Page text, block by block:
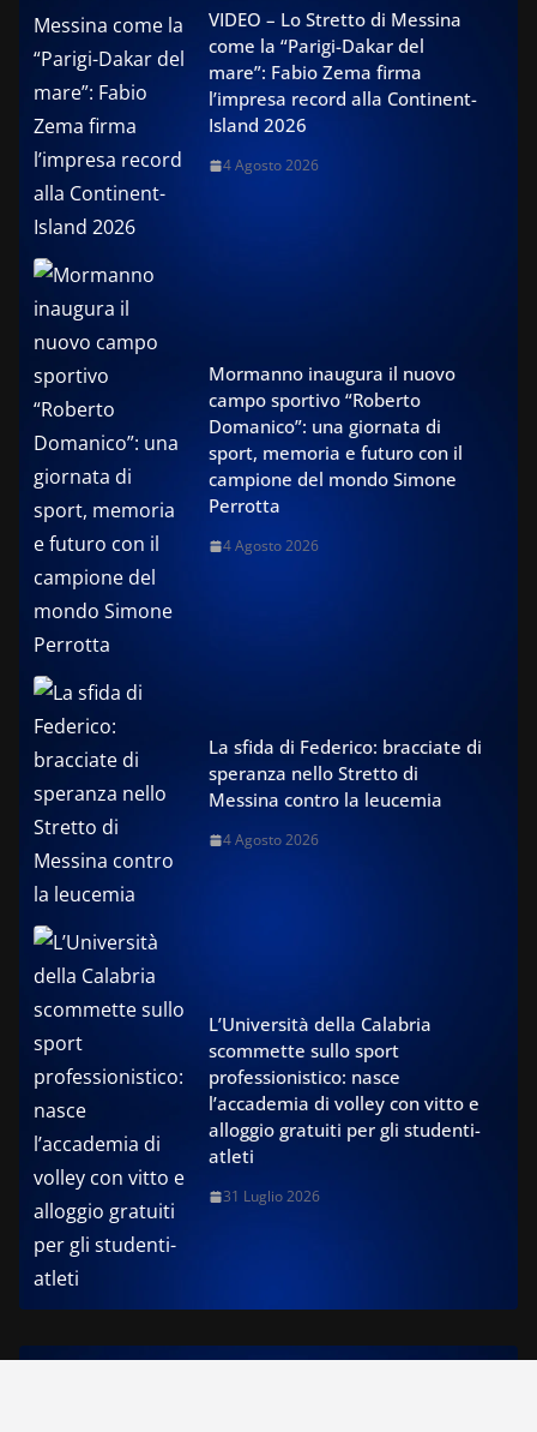
VIDEO – Lo Stretto di Messina
come la “Parigi-Dakar del
mare”: Fabio Zema firma
l’impresa record alla Continent-
Island 2026
4 Agosto 2026
Mormanno inaugura il nuovo
campo sportivo “Roberto
Domanico”: una giornata di
sport, memoria e futuro con il
campione del mondo Simone
Perrotta
4 Agosto 2026
La sfida di Federico: bracciate di
speranza nello Stretto di
Messina contro la leucemia
4 Agosto 2026
L’Università della Calabria
scommette sullo sport
professionistico: nasce
l’accademia di volley con vitto e
alloggio gratuiti per gli studenti-
atleti
31 Luglio 2026